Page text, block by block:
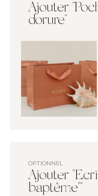
Ajouter
dorure"
OPTIONNEL
Ajouter
baptême""